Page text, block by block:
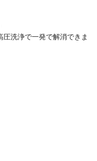
洗浄で一発で解消できま